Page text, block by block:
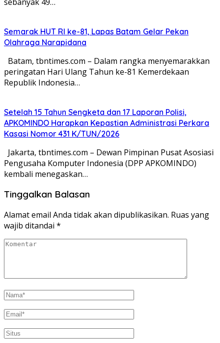
Semarak HUT RI ke-81, Lapas Batam Gelar Pekan
Olahraga Narapidana
Batam, tbntimes.com – Dalam rangka menyemarakkan
peringatan Hari Ulang Tahun ke-81 Kemerdekaan
Republik Indonesia…
Setelah 15 Tahun Sengketa dan 17 Laporan Polisi,
APKOMINDO Harapkan Kepastian Administrasi Perkara
Kasasi Nomor 431 K/TUN/2026
Jakarta, tbntimes.com – Dewan Pimpinan Pusat Asosiasi
Pengusaha Komputer Indonesia (DPP APKOMINDO)
kembali menegaskan…
Tinggalkan Balasan
Alamat email Anda tidak akan dipublikasikan. Ruas yang
wajib ditandai *